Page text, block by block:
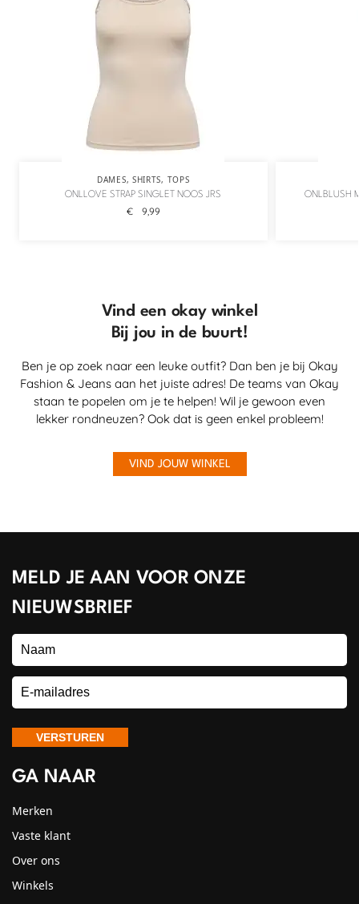
DAMES, SHIRTS, TOPS
ONLLOVE STRAP SINGLET NOOS JRS
€ 9,99
ONLBLUSH
Vind een okay winkel
Bij jou in de buurt!
Ben je op zoek naar een leuke outfit? Dan ben je bij Okay
Fashion & Jeans aan het juiste adres! De teams van Okay
staan te popelen om je te helpen! Wil je gewoon even
lekker rondneuzen? Ook dat is geen enkel probleem!
VIND JOUW WINKEL
MELD JE AAN VOOR ONZE
NIEUWSBRIEF
GA NAAR
Merken
Vaste klant
Over ons
Winkels